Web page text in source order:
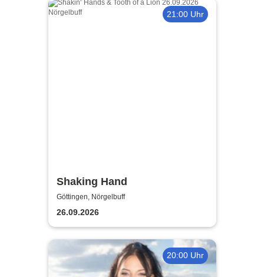
21:00 Uhr
Shaking Hand
Göttingen, Nörgelbuff
26.09.2026
20:00 Uhr